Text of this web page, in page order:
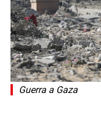
Guerra a Gaza